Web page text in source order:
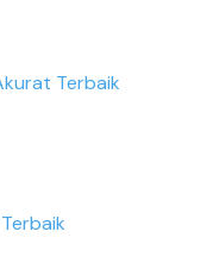
Terbaik